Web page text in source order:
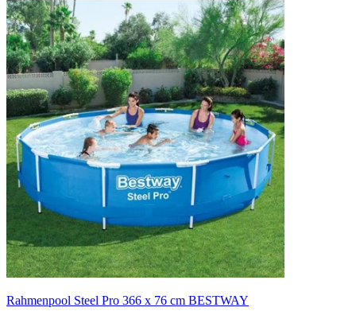
Rahmenpool Steel Pro 366 x 76 cm BESTWAY